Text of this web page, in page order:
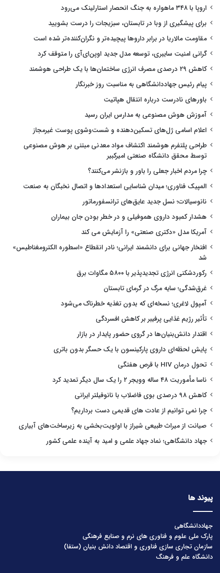
اروپا با ۳۴۸ ماهواره به جنگ انحصار استارلینک می‌رود
برای پیشگیری از وبا در تابستان، سبزیجات را درست بشویید
مقاومت مالاریا در برابر داروها پیچیده‌تر و نگران‌کننده‌تر شده است
گرانی امنیت سایبری، توسعه مدل جدید اوپن‌ای‌آی را متوقف کرد
کاهش ۲۹ درصدی مصرف انرژی ساختمان‌ها با یک طراحی هوشمند
پیام رئیس جهاددانشگاهی به مناسبت روز خبرنگار
باورهای نادرست درباره انتقال هپاتیت
آموزش هوش مصنوعی به مدارس ایران رسید
اعلام اسامی ژل‌های تسکین‌دهنده و شست‌وشوی پوست غیرمجاز
طراحی پلتفرم هوشمند اکتشاف مواد معدنی مبتنی بر هوش مصنوعی
توسط محقق دانشگاه صنعتی امیرکبیر
چرا مردم اخبار جعلی را باور و بازنشر می‌کنند؟
المپیک فناوری؛ میدان شناسایی استعدادها و اتصال نخبگان به صنعت
نانوسیالات؛ نسل جدید عایق‌های ترانسفورماتور
هشدار کمبود داروی هموفیلی و در خطر بودن جان بیماران
آمریکا مدل «دکتری صنعتی» را آزمایش می کند
افتخار جهانی برای دانشمند ایرانی؛ نادر انقطاع «اسطوره الکترومغناطیس»
شد
رکوردشکنی انرژی تجدیدپذیر با ۵۸۰۰ مگاوات برق
غرق‌شدگی؛ سایه مرگ در گرمای تابستان
آمپول لاغری؛ نسخه‌ای که بدون تغذیه خطرناک می‌شود
تأثیر رژیم غذایی پرفیبر بر کاهش افسردگی
اقتدار دانش‌بنیان‌ها در گروی حضور پایدار در بازار
پایش لحظه‌ای داروی پارکینسون با یک حسگر بدون باتری
تحول درمان HIV با قرص هفتگی
ناسا مأموریت ۴۸ ساله وویجر ۲ را یک سال دیگر تمدید کرد
کاهش ۹۸ درصدی بوی فاضلاب با نانوفیلتر ایرانی
چرا نمی توانیم از عادت های قدیمی دست برداریم؟
صیانت از میراث طبیعی شیراز با اولویت‌بخشی به زیرساخت‌های آبیاری
جهاد دانشگاهی؛ نماد جهاد علمی و امید به آینده علمی کشور
پیوند ها
جهاددانشگاهی
پارک ملی علوم و فناوری های نرم و صنایع فرهنگی
سازمان تجاری سازی فناوری و اقتصاد دانش بنیان (ستفا)
دانشگاه علم و فرهنگ